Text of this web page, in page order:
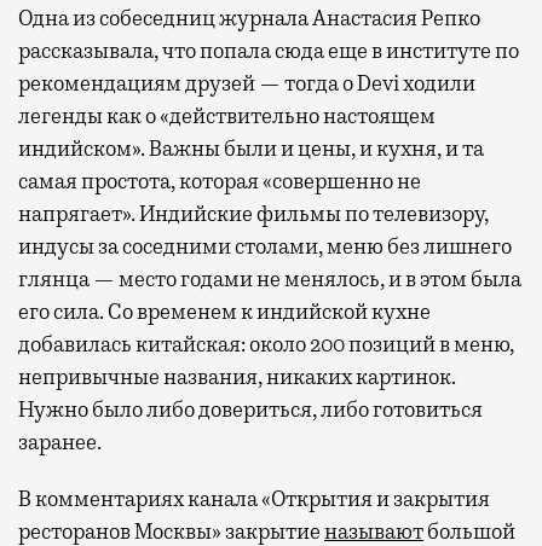
Одна из собеседниц журнала Анастасия Репко
рассказывала, что попала сюда еще в институте по
рекомендациям друзей — тогда о Devi ходили
легенды как о «действительно настоящем
индийском». Важны были и цены, и кухня, и та
самая простота, которая «совершенно не
напрягает». Индийские фильмы по телевизору,
индусы за соседними столами, меню без лишнего
глянца — место годами не менялось, и в этом была
его сила. Со временем к индийской кухне
добавилась китайская: около 200 позиций в меню,
непривычные названия, никаких картинок.
Нужно было либо довериться, либо готовиться
заранее.
В комментариях канала «Открытия и закрытия
ресторанов Москвы» закрытиеназываютбольшой